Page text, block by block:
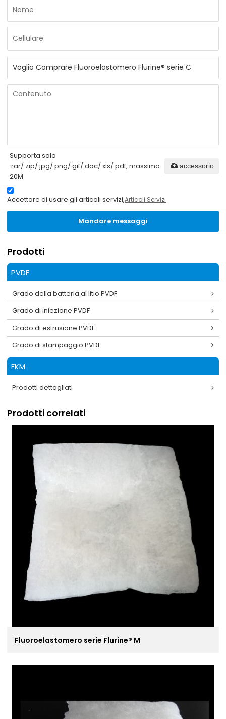
Supporta solo
.rar/.zip/.jpg/.png/.gif/.doc/.xls/.pdf, massimo
20M
accessorio
Accettare di usare gli articoli servizi,Articoli Servizi
Mandare messaggi
Prodotti
PVDF
Grado della batteria al litio PVDF
Grado di iniezione PVDF
Grado di estrusione PVDF
Grado di stampaggio PVDF
FKM
Prodotti dettagliati
Prodotti correlati
Fluoroelastomero serie Flurine® M